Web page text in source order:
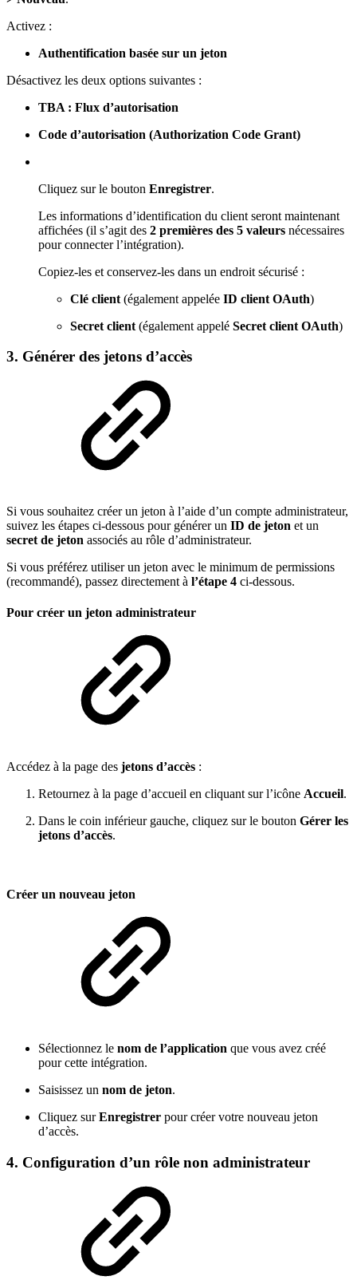
Activez :
Authentification basée sur un jeton
Désactivez les deux options suivantes :
TBA : Flux d’autorisation
Code d’autorisation (Authorization Code Grant)
Cliquez sur le bouton Enregistrer.
Les informations d’identification du client seront maintenant
affichées (il s’agit des 2 premières des 5 valeurs nécessaires
pour connecter l’intégration).
Copiez-les et conservez-les dans un endroit sécurisé :
Clé client (également appelée ID client OAuth)
Secret client (également appelé Secret client OAuth)
3. Générer des jetons d’accès
Si vous souhaitez créer un jeton à l’aide d’un compte administrateur,
suivez les étapes ci-dessous pour générer un ID de jeton et un
secret de jeton associés au rôle d’administrateur.
Si vous préférez utiliser un jeton avec le minimum de permissions
(recommandé), passez directement à l’étape 4 ci-dessous.
Pour créer un jeton administrateur
Accédez à la page des jetons d’accès :
Retournez à la page d’accueil en cliquant sur l’icône Accueil.
Dans le coin inférieur gauche, cliquez sur le bouton Gérer les
jetons d’accès.
Créer un nouveau jeton
Sélectionnez le nom de l’application que vous avez créé
pour cette intégration.
Saisissez un nom de jeton.
Cliquez surEnregistrer pour créer votre nouveau jeton
d’accès.
4. Configuration d’un rôle non administrateur